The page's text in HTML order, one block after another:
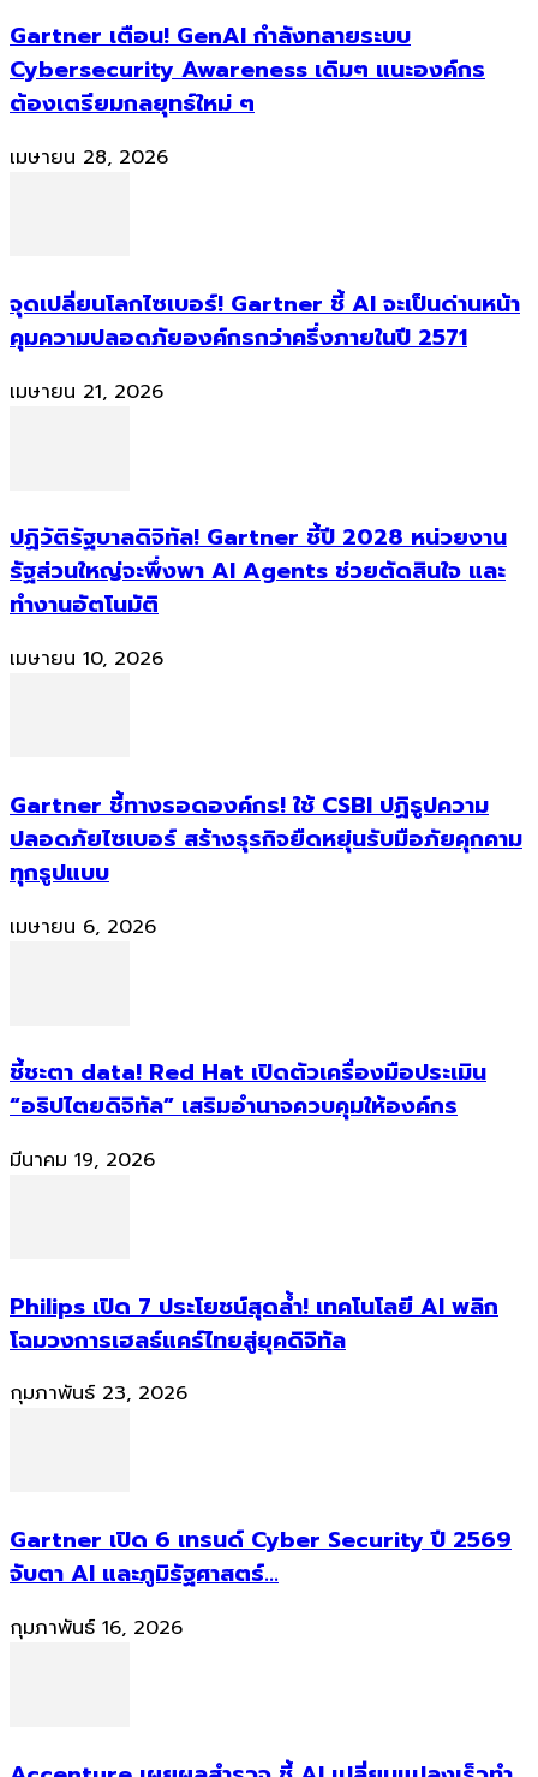
Gartner เตือน! GenAI กำลังทลายระบบ
Cybersecurity Awareness เดิมๆ แนะองค์กร
ต้องเตรียมกลยุทธ์ใหม่ ๆ
เมษายน 28, 2026
จุดเปลี่ยนโลกไซเบอร์! Gartner ชี้ AI จะเป็นด่านหน้า
คุมความปลอดภัยองค์กรกว่าครึ่งภายในปี 2571
เมษายน 21, 2026
ปฏิวัติรัฐบาลดิจิทัล! Gartner ชี้ปี 2028 หน่วยงาน
รัฐส่วนใหญ่จะพึ่งพา AI Agents ช่วยตัดสินใจ และ
ทำงานอัตโนมัติ
เมษายน 10, 2026
Gartner ชี้ทางรอดองค์กร! ใช้ CSBI ปฏิรูปความ
ปลอดภัยไซเบอร์ สร้างธุรกิจยืดหยุ่นรับมือภัยคุกคาม
ทุกรูปแบบ
เมษายน 6, 2026
ชี้ชะตา data! Red Hat เปิดตัวเครื่องมือประเมิน
“อธิปไตยดิจิทัล” เสริมอำนาจควบคุมให้องค์กร
มีนาคม 19, 2026
Philips เปิด 7 ประโยชน์สุดล้ำ! เทคโนโลยี AI พลิก
โฉมวงการเฮลธ์แคร์ไทยสู่ยุคดิจิทัล
กุมภาพันธ์ 23, 2026
Gartner เปิด 6 เทรนด์ Cyber Security ปี 2569
จับตา AI และภูมิรัฐศาสตร์...
กุมภาพันธ์ 16, 2026